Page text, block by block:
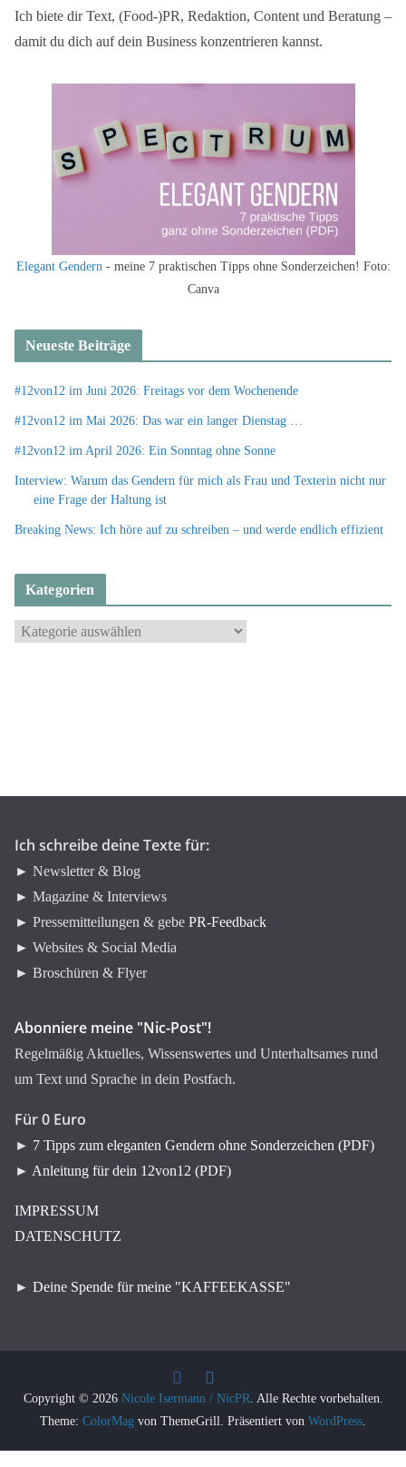
Ich biete dir Text, (Food-)PR, Redaktion, Content und Beratung –
damit du dich auf dein Business konzentrieren kannst.
Elegant Gendern - meine 7 praktischen Tipps ohne Sonderzeichen! Foto:
Canva
Neueste Beiträge
#12von12 im Juni 2026: Freitags vor dem Wochenende
#12von12 im Mai 2026: Das war ein langer Dienstag …
#12von12 im April 2026: Ein Sonntag ohne Sonne
Interview: Warum das Gendern für mich als Frau und Texterin nicht nur
eine Frage der Haltung ist
Breaking News: Ich höre auf zu schreiben – und werde endlich effizient
Kategorien
K
Ich schreibe deine Texte für:
► Newsletter & Blog
► Magazine & Interviews
► Pressemitteilungen & gebe PR-Feedback
► Websites & Social Media
► Broschüren & Flyer
Abonniere meine "Nic-Post"!
Regelmäßig Aktuelles, Wissenswertes und Unterhaltsames rund
um Text und Sprache in dein Postfach.
Für 0 Euro
► 7 Tipps zum eleganten Gendern ohne Sonderzeichen (PDF)
► Anleitung für dein 12von12 (PDF)
IMPRESSUM
DATENSCHUTZ
► Deine Spende für meine "KAFFEEKASSE"
Copyright © 2026 Nicole Isermann / NicPR. Alle Rechte vorbehalten.
Theme: ColorMag von ThemeGrill. Präsentiert von WordPress.